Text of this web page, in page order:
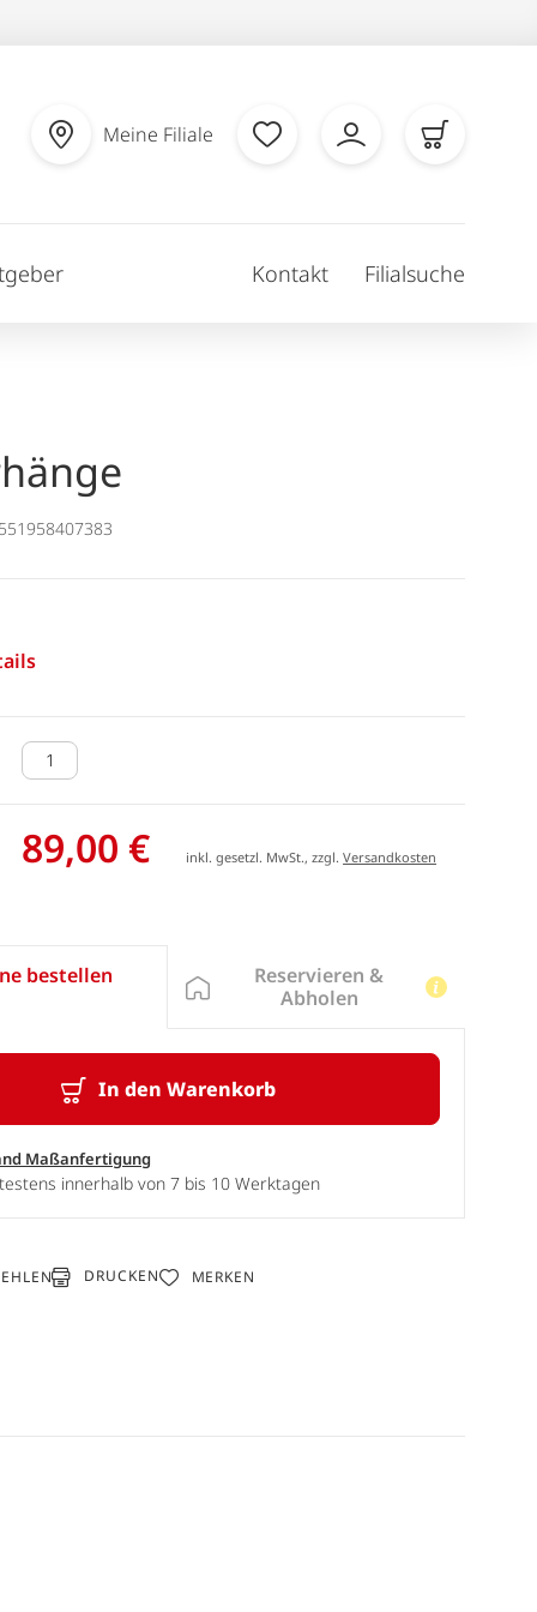
Meine Filiale
Kontakt Filialsuche
89,00 € inkl. gesetzl. MwSt., zzgl.Versandkosten
bestellen
In den Warenkorb
Maßanfertigung
innerhalb von 7 bis 10 Werktagen
Reservieren &
Abholen
DRUCKEN MERKEN